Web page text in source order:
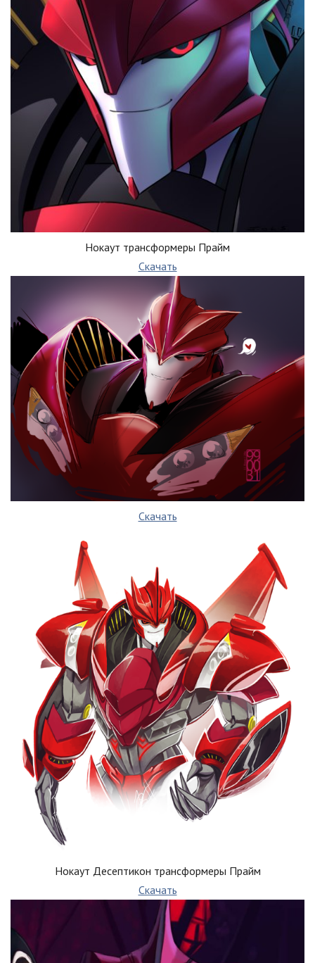
Нокаут трансформеры Прайм
Скачать
Скачать
Нокаут Десептикон трансформеры Прайм
Скачать